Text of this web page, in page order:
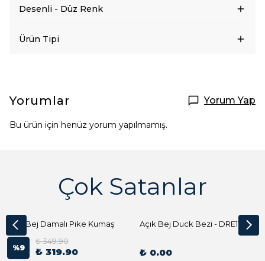
Desenli - Düz Renk
Ürün Tipi
Yorumlar Yorum Yap
Bu ürün için henüz yorum yapılmamış.
Çok Satanlar
Açık Bej Damalı Pike Kumaş
%9
₺ 349.90
₺ 319.90
Açık Bej Duck Bezi - DRE1144 Kumaş Peçete
₺ 0.00